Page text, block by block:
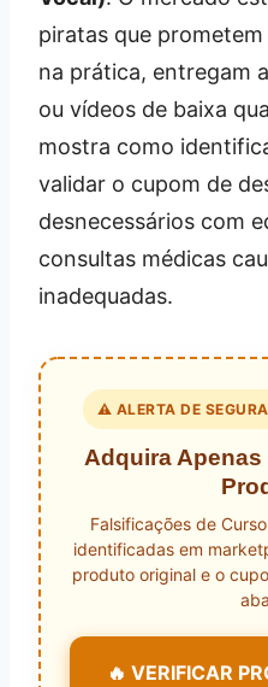
piratas que prometem
na prática, entregam
ou vídeos de baixa
mostra como
validar o cupom de
desnecessários com
consultas médicas
inadequadas.
⚠️ ALERTA DE
Adquira
Falsificações de
identificadas em
produto original e o
🔥 VERIFICAR